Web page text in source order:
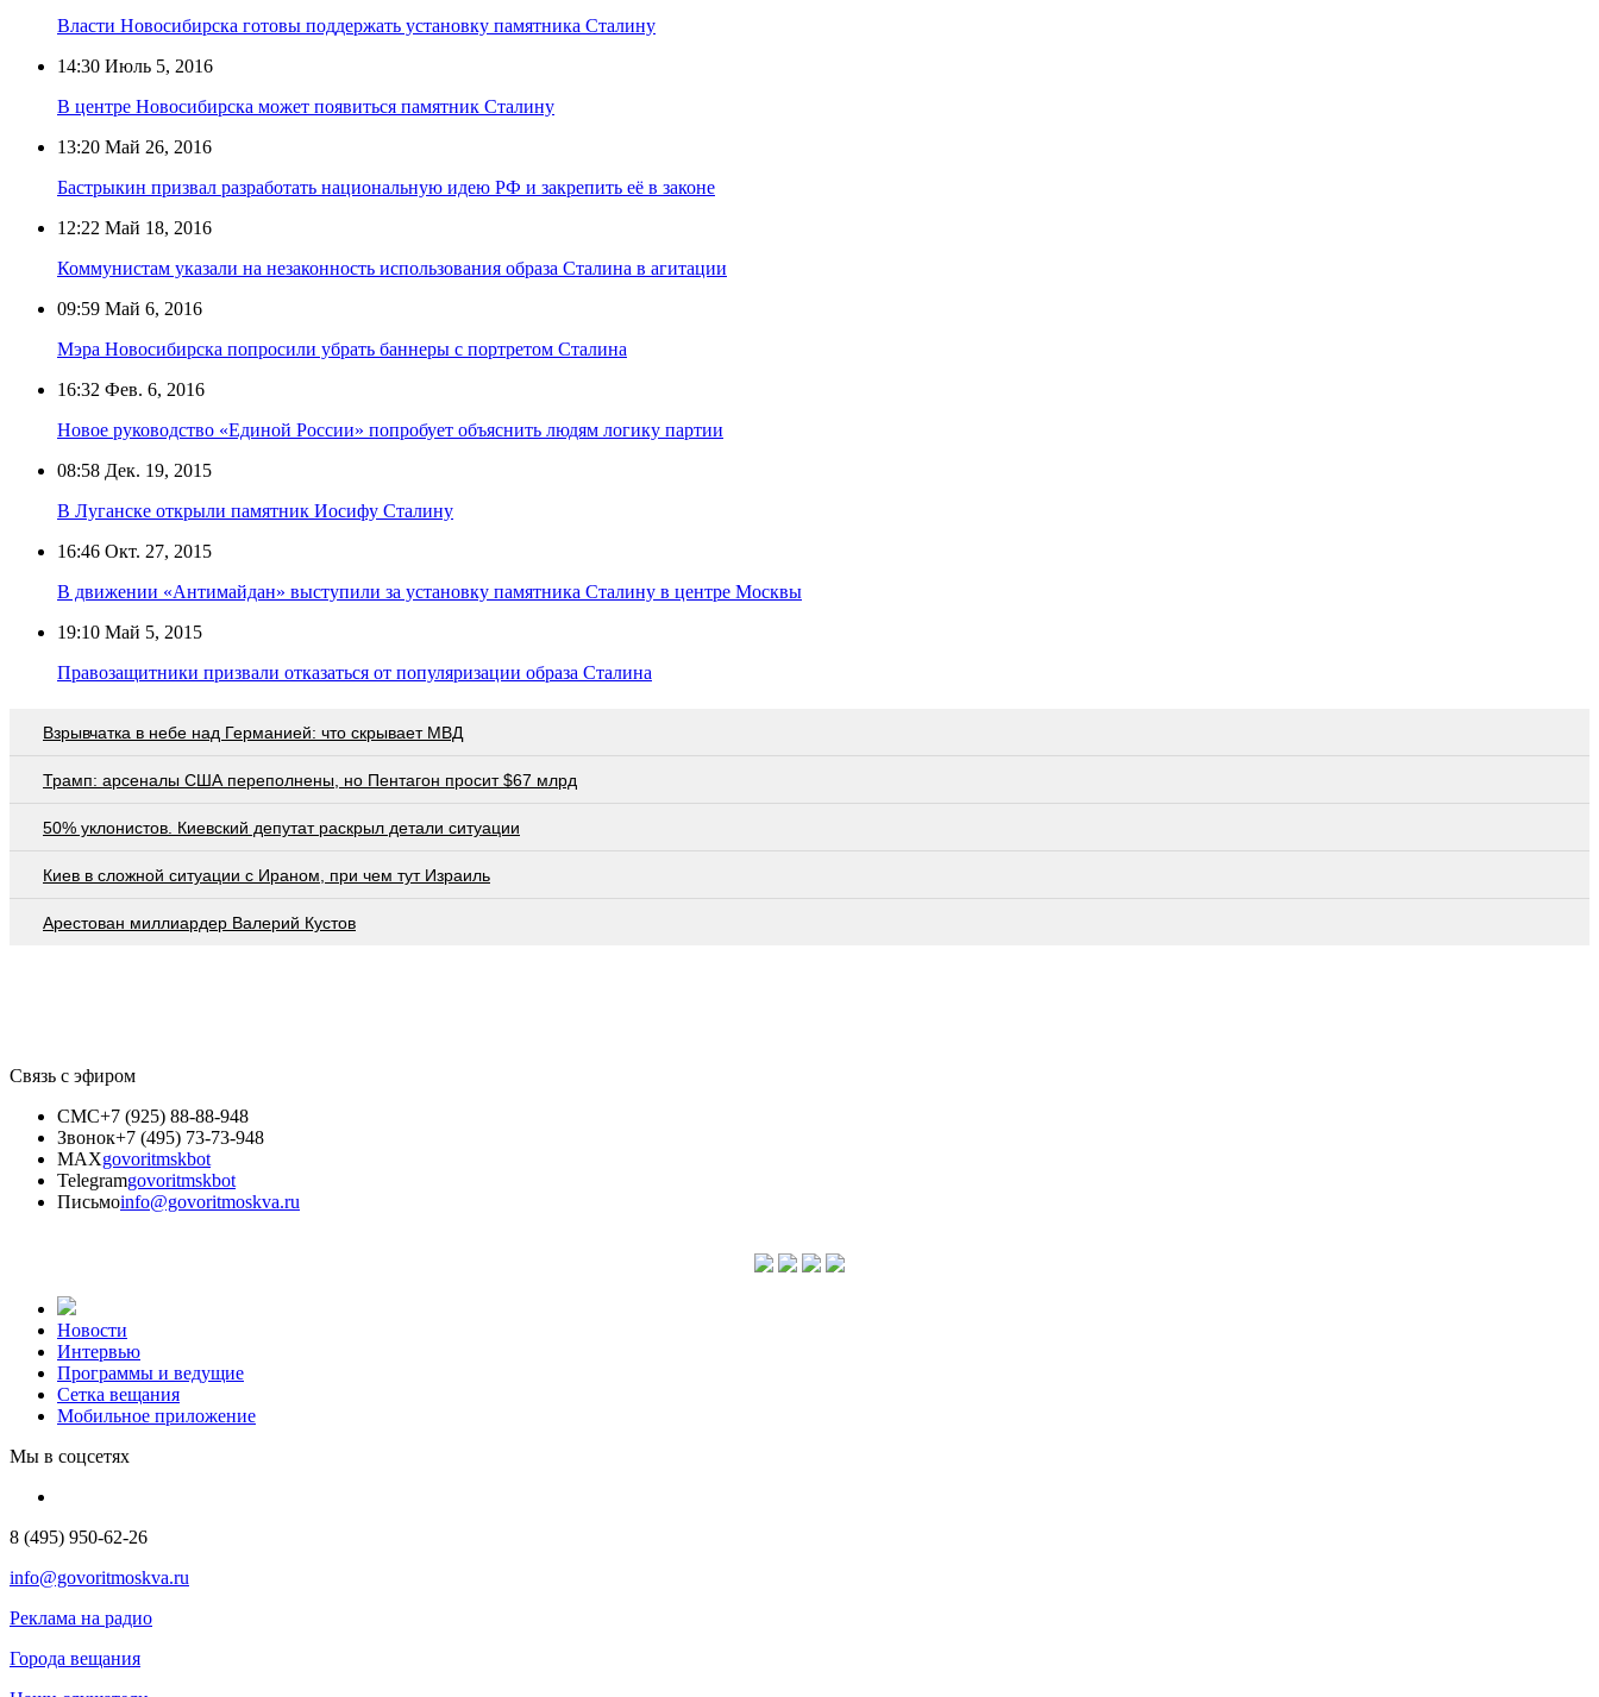
Власти Новосибирска готовы поддержать установку памятника Сталину
14:30 Июль 5, 2016
В центре Новосибирска может появиться памятник Сталину
13:20 Май 26, 2016
Бастрыкин призвал разработать национальную идею РФ и закрепить её в законе
12:22 Май 18, 2016
Коммунистам указали на незаконность использования образа Сталина в агитации
09:59 Май 6, 2016
Мэра Новосибирска попросили убрать баннеры с портретом Сталина
16:32 Фев. 6, 2016
Новое руководство «Единой России» попробует объяснить людям логику партии
08:58 Дек. 19, 2015
В Луганске открыли памятник Иосифу Сталину
16:46 Окт. 27, 2015
В движении «Антимайдан» выступили за установку памятника Сталину в центре Москвы
19:10 Май 5, 2015
Правозащитники призвали отказаться от популяризации образа Сталина
Взрывчатка в небе над Германией: что скрывает МВД
Трамп: арсеналы США переполнены, но Пентагон просит $67 млрд
50% уклонистов. Киевский депутат раскрыл детали ситуации
Киев в сложной ситуации с Ираном, при чем тут Израиль
Арестован миллиардер Валерий Кустов
Связь с эфиром
СМС+7 (925) 88-88-948
Звонок+7 (495) 73-73-948
MAXgovoritmskbot
Telegramgovoritmskbot
Письмоinfo@govoritmoskva.ru
Новости
Интервью
Программы и ведущие
Сетка вещания
Мобильное приложение
Мы в соцсетях
8 (495) 950-62-26
info@govoritmoskva.ru
Реклама на радио
Города вещания